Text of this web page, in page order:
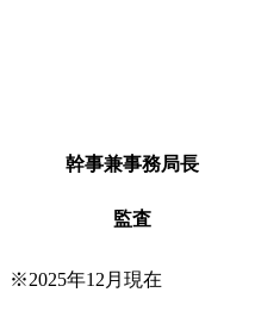
幹事兼事務局長
監査
※2025年12月現在